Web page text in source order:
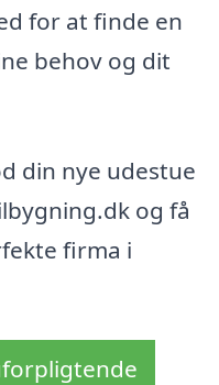
for at finde en
behov og dit
din nye udestue
og få
firma i